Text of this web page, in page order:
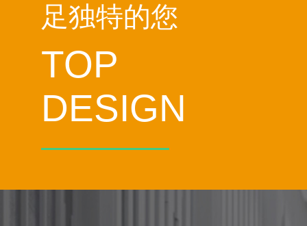
足独特的您
TOP
DESIGN